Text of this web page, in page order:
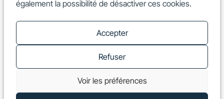
également la possibilité de désactiver ces cookies.
Accepter
Refuser
Voir les préférences